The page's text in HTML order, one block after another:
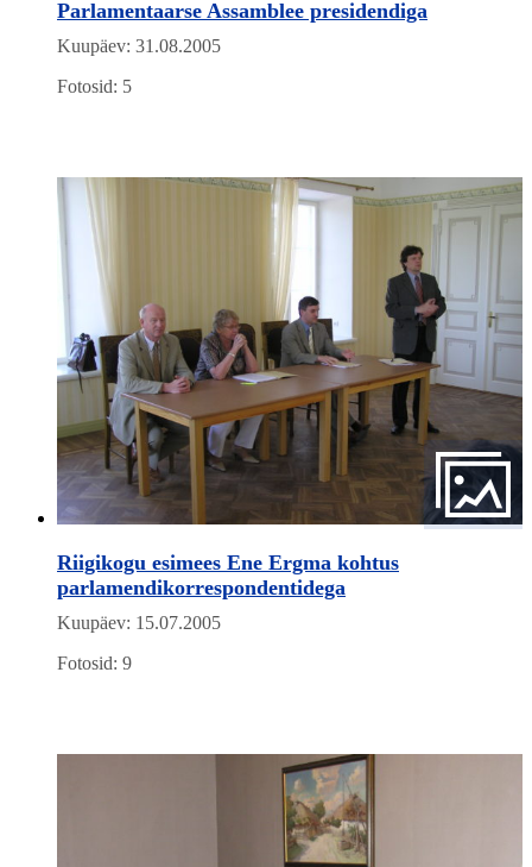
Parlamentaarse Assamblee presidendiga
Kuupäev: 31.08.2005
Fotosid: 5
Riigikogu esimees Ene Ergma kohtus
parlamendikorrespondentidega
Kuupäev: 15.07.2005
Fotosid: 9